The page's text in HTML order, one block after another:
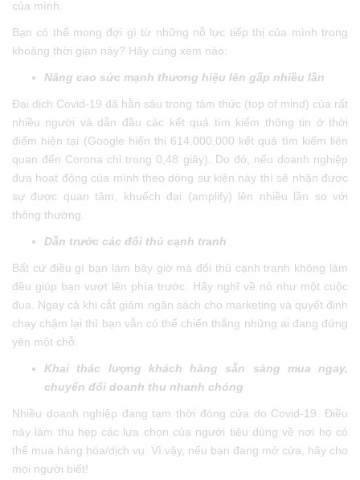
của mình.
Bạn có thể mong đợi gì từ những nỗ lực tiếp thị của mình trong
khoảng thời gian này? Hãy cùng xem nào:
Nâng cao sức mạnh thương hiệu lên gấp nhiều lần
Đại dịch Covid-19 đã hằn sâu trong tâm thức (top of mind) của rất
nhiều người và dẫn đầu các kết quả tìm kiếm thông tin ở thời
điểm hiện tại (Google hiển thị 614.000.000 kết quả tìm kiếm liên
quan đến Corona chỉ trong 0,48 giây). Do đó, nếu doanh nghiệp
đưa hoạt động của mình theo dòng sự kiện này thì sẽ nhận được
sự được quan tâm, khuếch đại (amplify) lên nhiều lần so với
thông thường.
Dẫn trước các đối thủ cạnh tranh
Bất cứ điều gì bạn làm bây giờ mà đối thủ cạnh tranh không làm
đều giúp bạn vượt lên phía trước. Hãy nghĩ về nó như một cuộc
đua. Ngay cả khi cắt giảm ngân sách cho marketing và quyết định
chạy chậm lại thì bạn vẫn có thể chiến thắng những ai đang đứng
yên một chỗ.
Khai thác lượng khách hàng sẵn sàng mua ngay,
chuyển đổi doanh thu nhanh chóng
Nhiều doanh nghiệp đang tạm thời đóng cửa do Covid-19. Điều
này làm thu hẹp các lựa chọn của người tiêu dùng về nơi họ có
thể mua hàng hóa/dịch vụ. Vì vậy, nếu bạn đang mở cửa, hãy cho
mọi người biết!